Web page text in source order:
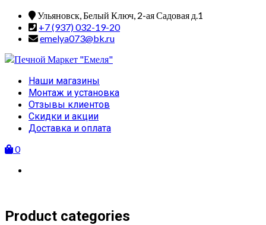
Skip
content
Ульяновск, Белый Ключ, 2-ая Садовая д.1
+7 (937) 032-19-20
emelya073@bk.ru
Primary
Menu
Наши магазины
Монтаж и установка
Отзывы клиентов
Скидки и акции
Доставка и оплата
0
Product categories